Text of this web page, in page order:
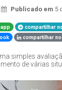
Publicado em 5
compartilhar
compartilhar
simples
de várias